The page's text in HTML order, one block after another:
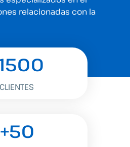
relacionadas con la
CLIENTES
+50